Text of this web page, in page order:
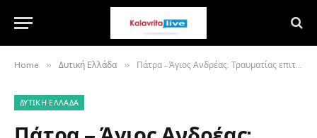
Home » Δυτική Ελλάδα » Πάτρα – Άγιος Ανδρέας: Τραυματίας επιτέθηκε σε γιατρό και νοσηλεύτρια
ΔΥΤΙΚΉ ΕΛΛΆΔΑ